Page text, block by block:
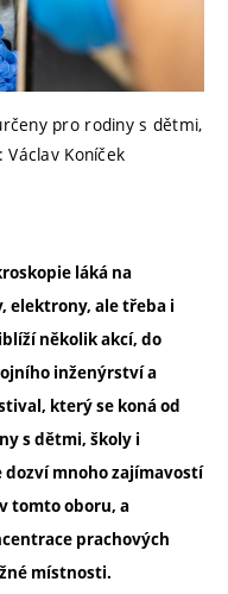
pro rodiny s dětmi,
Koníček
láká na
elektrony, ale třeba i
několik akcí, do
inženýrství a
který se koná od
s dětmi, školy i
mnoho zajímavostí
tomto oboru, a
prachových
místnosti.